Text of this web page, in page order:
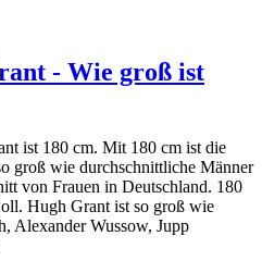
- Wie groß ist
ist 180 cm. Mit 180 cm ist die
groß wie durchschnittliche Männer
von Frauen in Deutschland. 180
Hugh Grant ist so groß wie
Alexander Wussow, Jupp